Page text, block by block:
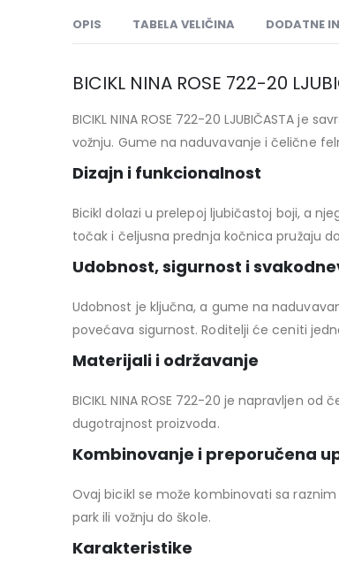
OPIS TABELA VELIČINA DODATNE
BICIKL NINA ROSE 722-20
BICIKL NINA ROSE 722-20 LJUBIČASTA
vožnju. Gume na naduvavanje i čelične
Dizajn i funkcionalnost
Bicikl dolazi u prelepoj ljubičastoj boji, a
točak i čeljusna prednja kočnica pružaju
Udobnost, sigurnost i
Udobnost je ključna, a gume na
povećava sigurnost. Roditelji će ceniti
Materijali i održavanje
BICIKL NINA ROSE 722-20 je napravljen
dugotrajnost proizvoda.
Kombinovanje i preporučena
Ovaj bicikl se može kombinovati sa
park ili vožnju do škole.
Karakteristike